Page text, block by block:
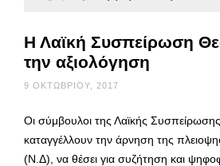
Η Λαϊκή Συσπείρωση
την αξιολόγηση
9 ΟΚΤΩΒΡΊΟΥ, 2017
Οι σύμβουλοι της Λαϊκής
καταγγέλλουν την άρνηση της
(Ν.Δ), να θέσει για συζήτηση και